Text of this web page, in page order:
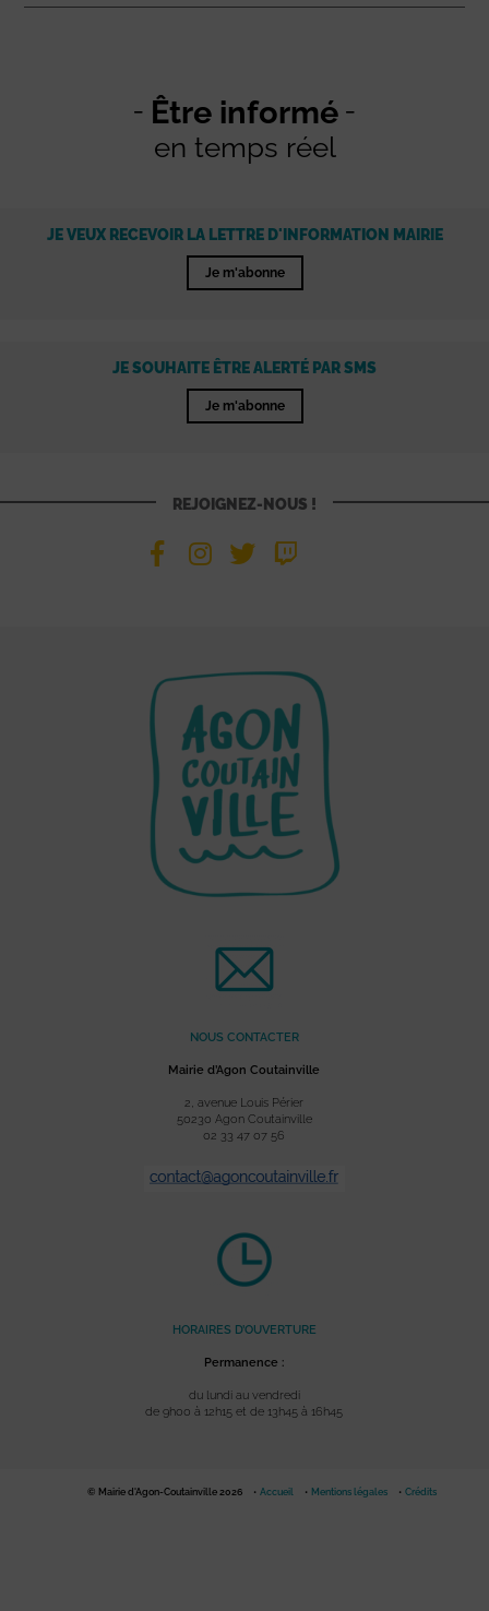
Être informé
en temps réel
JE VEUX RECEVOIR LA LETTRE D'INFORMATION MAIRIE
Je m'abonne
JE SOUHAITE ÊTRE ALERTÉ PAR SMS
Je m'abonne
REJOIGNEZ-NOUS !
NOUS CONTACTER
Mairie d’Agon Coutainville
2, avenue Louis Périer
50230 Agon Coutainville
02 33 47 07 56
HORAIRES D’OUVERTURE
Permanence :
du lundi au vendredi
de 9h00 à 12h15 et de 13h45 à 16h45
© Mairie d'Agon-Coutainville 2026 Accueil Mentions légales Crédits